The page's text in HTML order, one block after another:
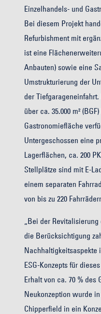
Einzelhandels- und
Bei diesem Projekt
Refurbishment mit
ist eine
Anbauten) sowie eine
Umstrukturierung der
der
über ca. 35.000 m²
Gastronomiefläche
Untergeschossen eine
Lagerflächen, ca. 200
Stellplätze sind mit E-
einem separaten
von bis zu 220
„Bei der
die Berücksichtigung
Nachhaltigkeitsaspekte
ESG-Konzepts für
Erhalt von ca. 70 % des
Neukonzeption wurde
Chipperfield in ein